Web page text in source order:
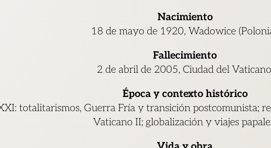
Nacimiento
18 de mayo de 1920, Wadowice
Fallecimiento
2 de abril de 2005, Ciudad del
Época y contexto histórico
totalitarismos, Guerra Fría y transición postcomunista;
Vaticano II; globalización y viajes